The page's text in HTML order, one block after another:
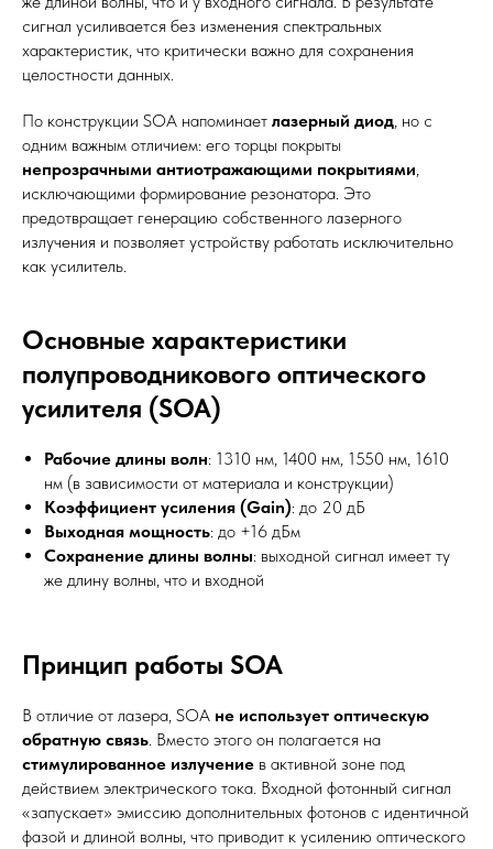
сигнал усиливается без изменения спектральных
характеристик, что критически важно для сохранения
целостности данных.
По конструкции SOA напоминает лазерный диод, но с
одним важным отличием: его торцы покрыты
непрозрачными антиотражающими покрытиями,
исключающими формирование резонатора. Это
предотвращает генерацию собственного лазерного
излучения и позволяет устройству работать исключительно
как усилитель.
Основные характеристики
полупроводникового оптического
усилителя (SOA)
Рабочие длины волн: 1310 нм, 1400 нм, 1550 нм, 1610
нм (в зависимости от материала и конструкции)
Коэффициент усиления (Gain): до 20 дБ
Выходная мощность: до +16 дБм
Сохранение длины волны: выходной сигнал имеет ту
же длину волны, что и входной
Принцип работы SOA
В отличие от лазера, SOA не использует оптическую
обратную связь. Вместо этого он полагается на
стимулированное излучение в активной зоне под
действием электрического тока. Входной фотонный сигнал
«запускает» эмиссию дополнительных фотонов с идентичной
фазой и длиной волны, что приводит к усилению оптического